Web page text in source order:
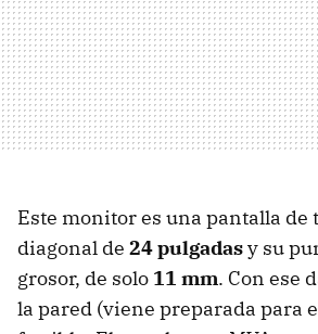
Este monitor es una pantalla de
diagonal de 24 pulgadasy su
grosor, de solo 11 mm. Con ese
la pared (viene preparada para